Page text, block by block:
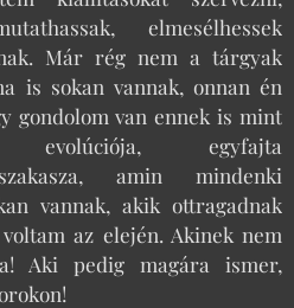
elmesélhessek
Már rég nem a tárgyak
is sokan vannak, onnan én
gondolom van ennek is mint
egyfajta
amin mindenki
vannak, akik ottragadnak
az elején. Akinek nem
Aki pedig magára ismer,